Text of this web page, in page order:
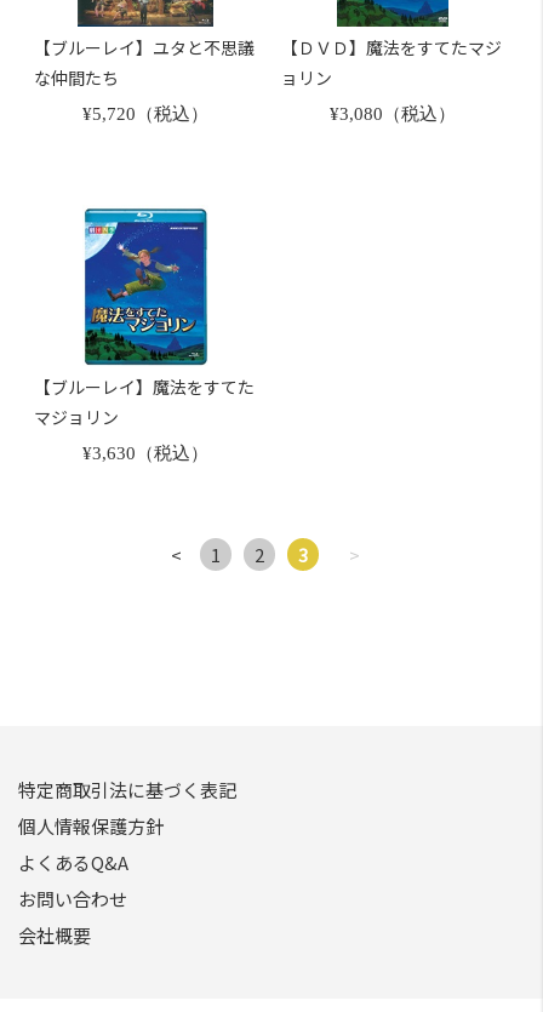
【ブルーレイ】ユタと不思議
な仲間たち
¥5,720（税込）
【ＤＶＤ】魔法をすてたマジ
ョリン
¥3,080（税込）
【ブルーレイ】魔法をすてた
マジョリン
¥3,630（税込）
< 1 2 3 >
特定商取引法に基づく表記
個人情報保護方針
よくあるQ&A
お問い合わせ
会社概要